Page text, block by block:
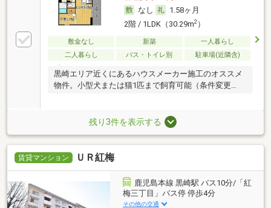
なし
1.58ヶ月
2階 / 1LDK（30.29m2）
敷金なし 新築
一人暮らし
二人暮らし
バス・トイレ別 駐車場(近隣含)
黒崎エリア近くにあるハウスメーカー施工のオススメ
物件。小型犬または猫1匹まで飼育可能（条件変更
残り3件を表示する
賃貸マンション ＵＲ紅梅
鹿児島本線 黒崎駅 バス10分/「紅
梅三丁目」バス停 停歩4分
その他の交通